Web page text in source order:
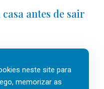
antes de sair
as férias, os fins-de-
casa fica mais
neste site para
memorizar as